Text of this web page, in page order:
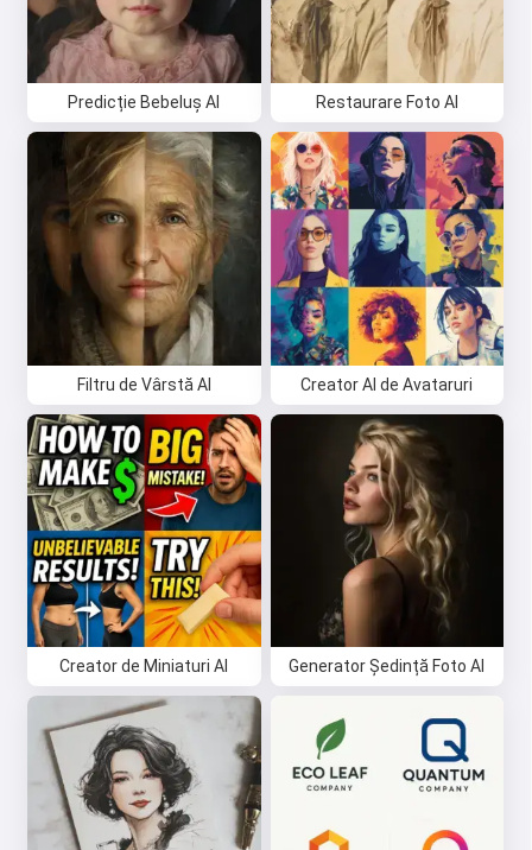
Predicție Bebeluș AI Restaurare Foto AI
Filtru de Vârstă AI Creator AI de Avataruri
Creator de Miniaturi AI Generator Ședință Foto AI